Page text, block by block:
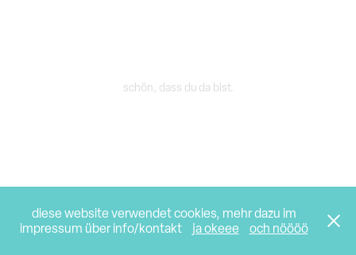
schön, dass du da bist.
diese website verwendet cookies, mehr dazu im
impressum über info/kontakt
ja okeee och nöööö